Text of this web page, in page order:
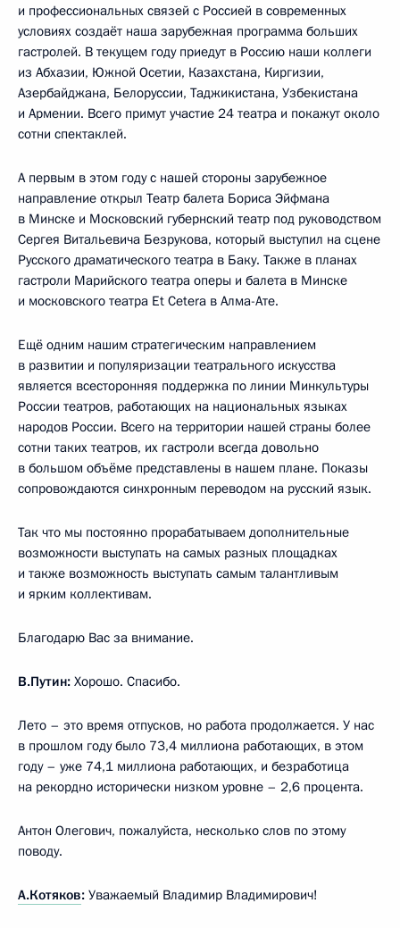
и профессиональных связей с Россией в современных
условиях создаёт наша зарубежная программа больших
гастролей. В текущем году приедут в Россию наши коллеги
из Абхазии, Южной Осетии, Казахстана, Киргизии,
Азербайджана, Белоруссии, Таджикистана, Узбекистана
и Армении. Всего примут участие 24 театра и покажут около
сотни спектаклей.
А первым в этом году с нашей стороны зарубежное
направление открыл Театр балета Бориса Эйфмана
в Минске и Московский губернский театр под руководством
Сергея Витальевича Безрукова, который выступил на сцене
Русского драматического театра в Баку. Также в планах
гастроли Марийского театра оперы и балета в Минске
и московского театра Et Cetera в Алма-Ате.
Ещё одним нашим стратегическим направлением
в развитии и популяризации театрального искусства
является всесторонняя поддержка по линии Минкультуры
России театров, работающих на национальных языках
народов России. Всего на территории нашей страны более
сотни таких театров, их гастроли всегда довольно
в большом объёме представлены в нашем плане. Показы
сопровождаются синхронным переводом на русский язык.
Так что мы постоянно прорабатываем дополнительные
возможности выступать на самых разных площадках
и также возможность выступать самым талантливым
и ярким коллективам.
Благодарю Вас за внимание.
В.Путин: Хорошо. Спасибо.
Лето – это время отпусков, но работа продолжается. У нас
в прошлом году было 73,4 миллиона работающих, в этом
году – уже 74,1 миллиона работающих, и безработица
на рекордно исторически низком уровне – 2,6 процента.
Антон Олегович, пожалуйста, несколько слов по этому
поводу.
А.Котяков: Уважаемый Владимир Владимирович!